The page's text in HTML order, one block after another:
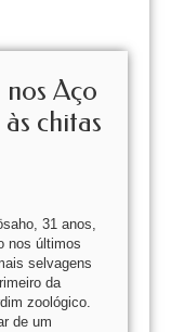
Aço
chitas
31 anos,
nos últimos
selvagens
da
zoológico.
de um